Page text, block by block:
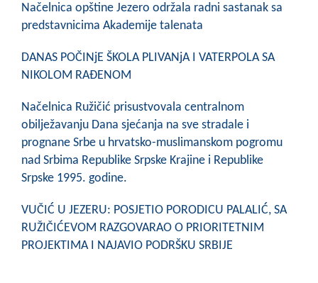
Načelnica opštine Jezero održala radni sastanak sa
predstavnicima Akademije talenata
DANAS POČINjE ŠKOLA PLIVANjA I VATERPOLA SA
NIKOLOM RAĐENOM
Načelnica Ružičić prisustvovala centralnom
obilježavanju Dana sjećanja na sve stradale i
prognane Srbe u hrvatsko-muslimanskom pogromu
nad Srbima Republike Srpske Krajine i Republike
Srpske 1995. godine.
VUČIĆ U JEZERU: POSJETIO PORODICU PALALIĆ, SA
RUŽIČIĆEVOM RAZGOVARAO O PRIORITETNIM
PROJEKTIMA I NAJAVIO PODRŠKU SRBIJE